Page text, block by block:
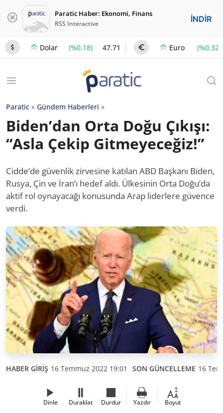
Paratic Haber: Ekonomi, Finans
RSS Interactive İNDİR
Dolar (%0.18) 47.71 Euro (%0.32)
Paratic » Gündem Haberleri »
Biden’dan Orta Doğu Çıkışı:
“Asla Çekip Gitmeyeceğiz!”
Cidde’de güvenlik zirvesine katılan ABD Başkanı Biden,
Rusya, Çin ve İran’ı hedef aldı. Ülkesinin Orta Doğu’da
aktif rol oynayacağı konusunda Arap liderlere güvence
verdi.
HABER GİRİŞ 16 Temmuz 2022 19:01 SON GÜNCELLEME 16
Dinle Duraklat Durdur Yazdır Boyut